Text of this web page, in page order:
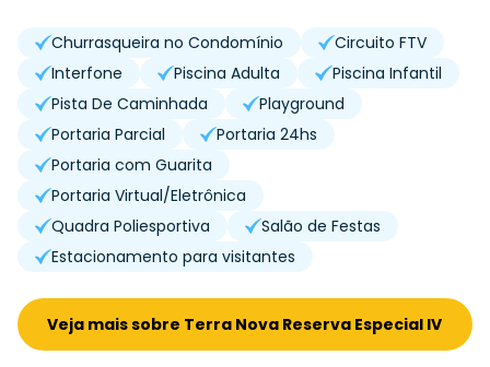
Churrasqueira no Condomínio
Circuito FTV
Interfone
Piscina Adulta
Piscina Infantil
Pista De Caminhada
Playground
Portaria Parcial
Portaria 24hs
Portaria com Guarita
Portaria Virtual/Eletrônica
Quadra Poliesportiva
Salão de Festas
Estacionamento para visitantes
Veja mais sobre Terra Nova Reserva Especial IV